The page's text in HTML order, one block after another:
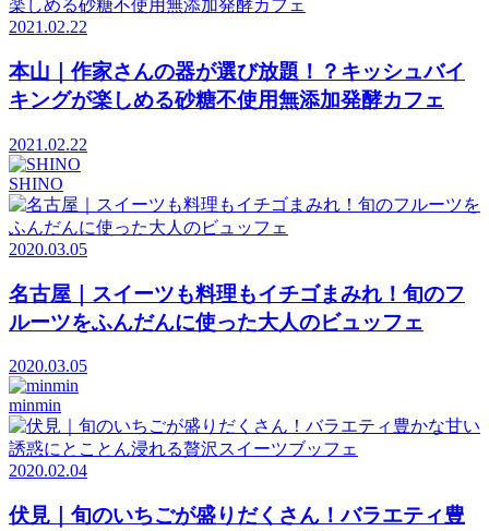
2021.02.22
本山｜作家さんの器が選び放題！？キッシュバイ
キングが楽しめる砂糖不使用無添加発酵カフェ
2021.02.22
SHINO
2020.03.05
名古屋｜スイーツも料理もイチゴまみれ！旬のフ
ルーツをふんだんに使った大人のビュッフェ
2020.03.05
minmin
2020.02.04
伏見｜旬のいちごが盛りだくさん！バラエティ豊